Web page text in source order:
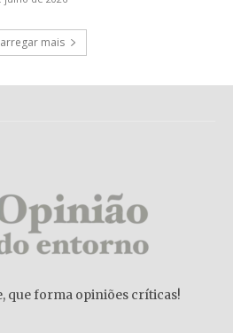
mais
que forma opiniões críticas!